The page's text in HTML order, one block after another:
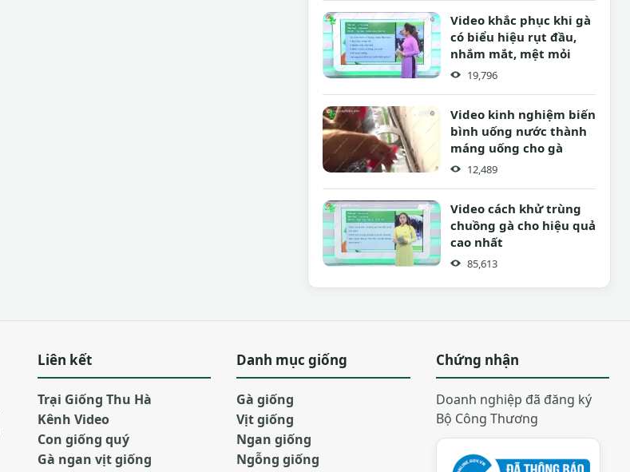
Video khắc phục khi gà
có biểu hiệu rụt đầu,
nhắm mắt, mệt mỏi
19,796
Video kinh nghiệm biến
bình uống nước thành
máng uống cho gà
12,489
Video cách khử trùng
chuồng gà cho hiệu quả
cao nhất
85,613
Liên kết
Trại Giống Thu Hà
Kênh Video
Con giống quý
Gà ngan vịt giống
Danh mục giống
Gà giống
Vịt giống
Ngan giống
Ngỗng giống
Chứng nhận
Doanh nghiệp đã đăng ký
Bộ Công Thương